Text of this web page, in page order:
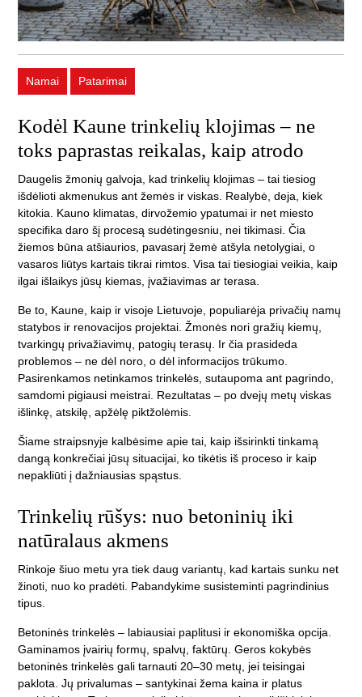
Namai Patarimai
Kodėl Kaune trinkelių klojimas – ne
toks paprastas reikalas, kaip atrodo
Daugelis žmonių galvoja, kad trinkelių klojimas – tai tiesiog
išdėlioti akmenukus ant žemės ir viskas. Realybė, deja, kiek
kitokia. Kauno klimatas, dirvožemio ypatumai ir net miesto
specifika daro šį procesą sudėtingesniu, nei tikimasi. Čia
žiemos būna atšiaurios, pavasarį žemė atšyla netolygiai, o
vasaros liūtys kartais tikrai rimtos. Visa tai tiesiogiai veikia, kaip
ilgai išlaikys jūsų kiemas, įvažiavimas ar terasa.
Be to, Kaune, kaip ir visoje Lietuvoje, populiarėja privačių namų
statybos ir renovacijos projektai. Žmonės nori gražių kiemų,
tvarkingų privažiavimų, patogių terasų. Ir čia prasideda
problemos – ne dėl noro, o dėl informacijos trūkumo.
Pasirenkamos netinkamos trinkelės, sutaupoma ant pagrindo,
samdomi pigiausi meistrai. Rezultatas – po dvejų metų viskas
išlinkę, atskilę, apžėlę piktžolėmis.
Šiame straipsnyje kalbėsime apie tai, kaip išsirinkti tinkamą
dangą konkrečiai jūsų situacijai, ko tikėtis iš proceso ir kaip
nepakliūti į dažniausias spąstus.
Trinkelių rūšys: nuo betoninių iki
natūralaus akmens
Rinkoje šiuo metu yra tiek daug variantų, kad kartais sunku net
žinoti, nuo ko pradėti. Pabandykime susisteminti pagrindinius
tipus.
Betoninės trinkelės – labiausiai paplitusi ir ekonomiška opcija.
Gaminamos įvairių formų, spalvų, faktūrų. Geros kokybės
betoninės trinkelės gali tarnauti 20–30 metų, jei teisingai
paklota. Jų privalumas – santykinai žema kaina ir platus